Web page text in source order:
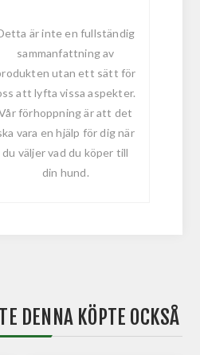
är inte en fullständig
sammanfattning av
utan ett sätt för
att lyfta vissa aspekter.
förhoppning är att det
vara en hjälp för dig när
du väljer vad du köper till
din hund.
DENNA KÖPTE OCKSÅ